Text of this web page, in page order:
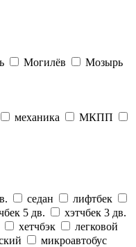
Могилёв
Мозырь
механика
МКПП
седан
лифтбек
5 дв.
хэтчбек 3 дв.
хетчбэк
легковой
микроавтобус